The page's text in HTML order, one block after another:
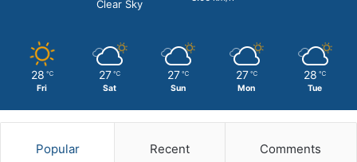
Clear Sky
28 ℃
Fri
27 ℃
Sat
27 ℃
Sun
27 ℃
Mon
28 ℃
Tue
Popular Recent Comments